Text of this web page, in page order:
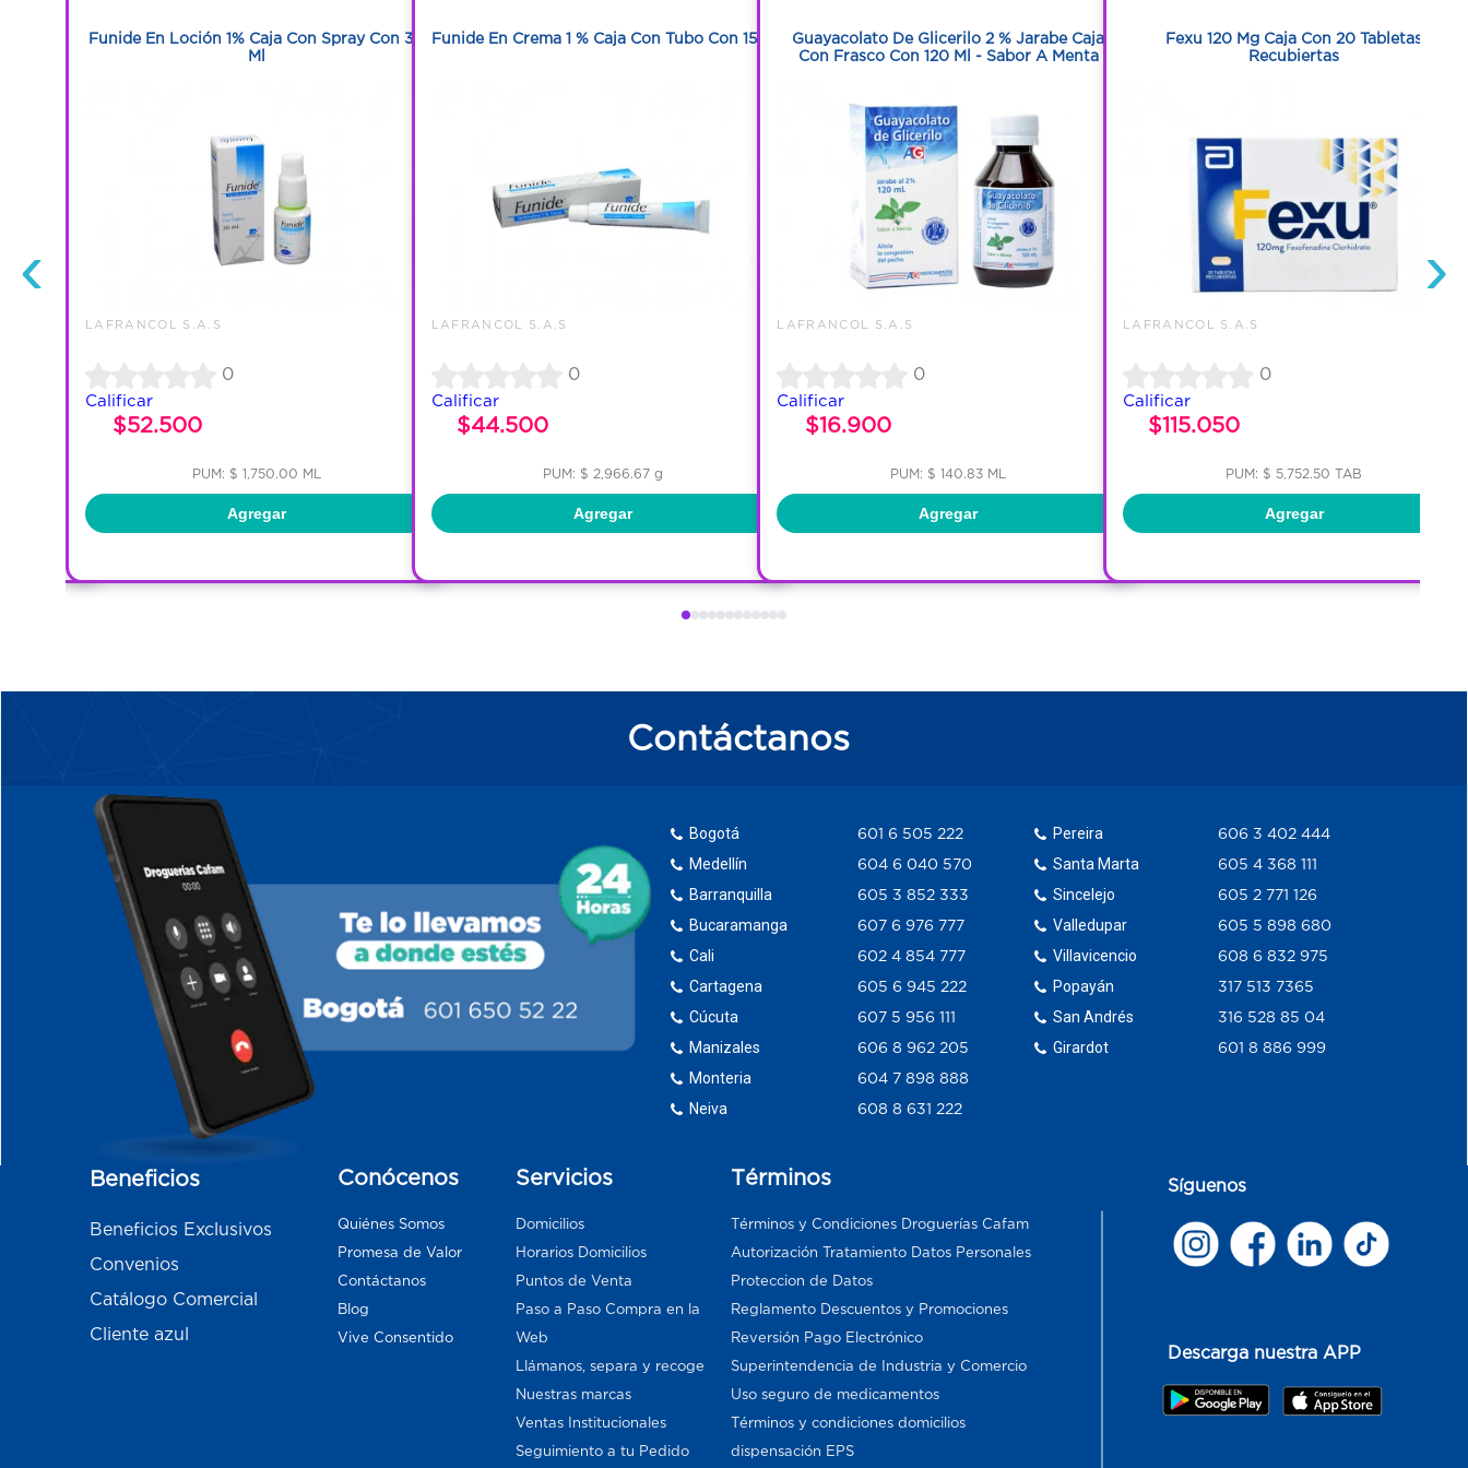
‹
Funide En Loción 1% Caja Con Spray Con 30
Ml
LAFRANCOL S.A.S
0
Calificar
$52.500
PUM: $ 1,750.00 ML
Agregar
Funide En Crema 1 % Caja Con Tubo Con 15 G
LAFRANCOL S.A.S
0
Calificar
$44.500
PUM: $ 2,966.67 g
Agregar
Guayacolato De Glicerilo 2 % Jarabe Caja
Con Frasco Con 120 Ml - Sabor A Menta
LAFRANCOL S.A.S
0
Calificar
$16.900
PUM: $ 140.83 ML
Agregar
Fexu 120 Mg Caja Con 20 Tabletas
Recubiertas
LAFRANCOL S.A.S
0
Calificar
$115.050
PUM: $ 5,752.50 TAB
Agregar
›
Contáctanos
Bogotá
Medellín
Barranquilla
Bucaramanga
Cali
Cartagena
Cúcuta
Manizales
Monteria
Neiva
601 6 505 222
604 6 040 570
605 3 852 333
607 6 976 777
602 4 854 777
605 6 945 222
607 5 956 111
606 8 962 205
604 7 898 888
608 8 631 222
Pereira
Santa Marta
Sincelejo
Valledupar
Villavicencio
Popayán
San Andrés
Girardot
606 3 402 444
605 4 368 111
605 2 771 126
605 5 898 680
608 6 832 975
317 513 7365
316 528 85 04
601 8 886 999
Beneficios
Beneficios Exclusivos
Convenios
Catálogo Comercial
Cliente azul
Conócenos
Quiénes Somos
Promesa de Valor
Contáctanos
Blog
Vive Consentido
Servicios
Domicilios
Horarios Domicilios
Puntos de Venta
Paso a Paso Compra en la
Web
Llámanos, separa y recoge
Nuestras marcas
Ventas Institucionales
Seguimiento a tu Pedido
Términos
Términos y Condiciones Droguerías Cafam
Autorización Tratamiento Datos Personales
Proteccion de Datos
Reglamento Descuentos y Promociones
Reversión Pago Electrónico
Superintendencia de Industria y Comercio
Uso seguro de medicamentos
Términos y condiciones domicilios
dispensación EPS
Síguenos
Descarga nuestra APP